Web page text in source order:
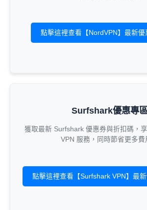
點擊這裡查看【NordVPN】最新優
Surfshark優惠專
獲取最新 Surfshark 優惠券與折扣碼，
VPN 服務，同時節省更多費
點擊這裡查看【Surfshark VPN】最